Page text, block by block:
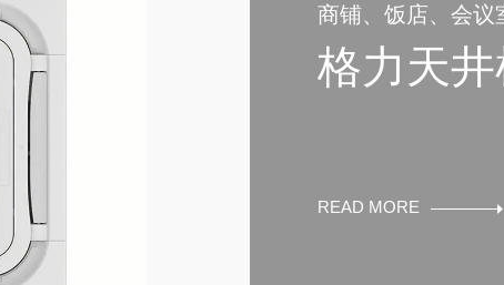
商铺、饭店、会议
格力天井
READ MORE